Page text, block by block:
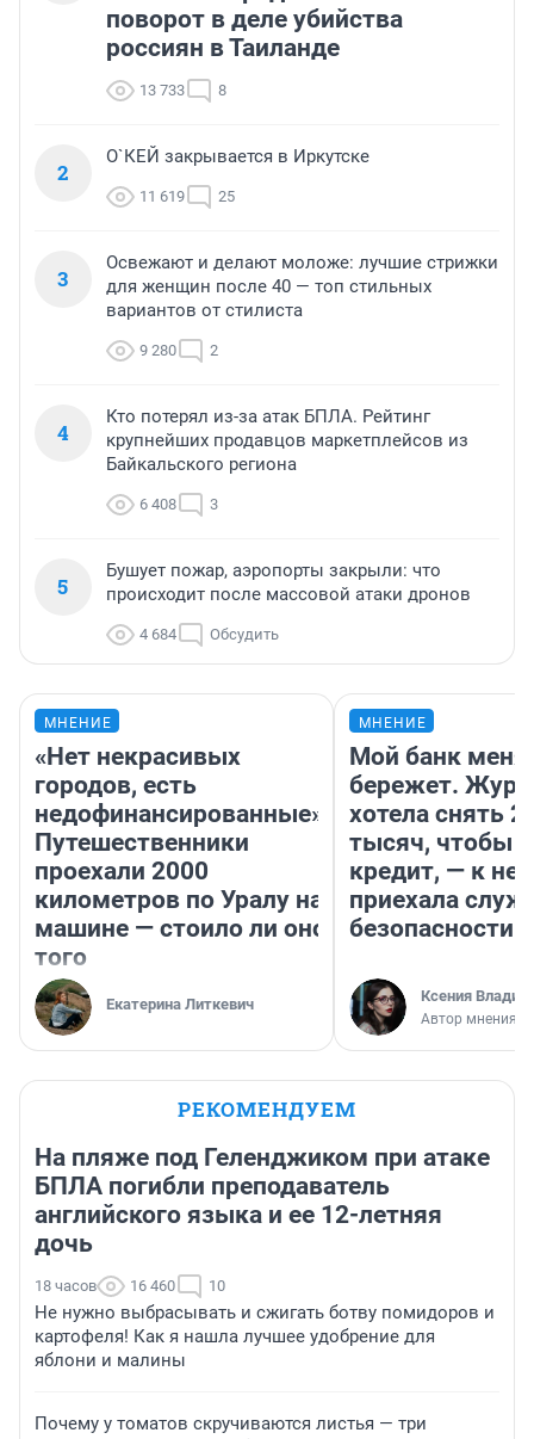
поворот в деле убийства
россиян в Таиланде
13 733 8
2
О`КЕЙ закрывается в Иркутске
11 619 25
3
Освежают и делают моложе: лучшие стрижки
для женщин после 40 — топ стильных
вариантов от стилиста
9 280 2
4
Кто потерял из-за атак БПЛА. Рейтинг
крупнейших продавцов маркетплейсов из
Байкальского региона
6 408 3
5
Бушует пожар, аэропорты закрыли: что
происходит после массовой атаки дронов
4 684 Обсудить
МНЕНИЕ
«Нет некрасивых
городов, есть
недофинансированные».
Путешественники
проехали 2000
километров по Уралу на
машине — стоило ли оно
того
Екатерина Литкевич
МНЕНИЕ
Мой банк меня
бережет.
хотела снять
тысяч, чтобы
кредит, — к
приехала
безопасности
Ксения
Автор мнения
РЕКОМЕНДУЕМ
На пляже под Геленджиком при атаке
БПЛА погибли преподаватель
английского языка и ее 12-летняя
дочь
18 часов 16 460 10
Не нужно выбрасывать и сжигать ботву помидоров и
картофеля! Как я нашла лучшее удобрение для
яблони и малины
Почему у томатов скручиваются листья — три